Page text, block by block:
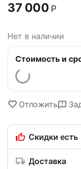
37 000 Р
Нет в наличии
Стоимость и
Отложить
Скидки есть
Доставка